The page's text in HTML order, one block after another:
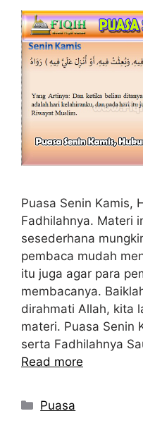
Puasa Senin Kamis,
Fadhilahnya. Materi
sesederhana
pembaca mudah
itu juga agar para
membacanya.
dirahmati Allah, kita
materi. Puasa Senin
serta Fadhilahnya
Read more
Kategori
Puasa